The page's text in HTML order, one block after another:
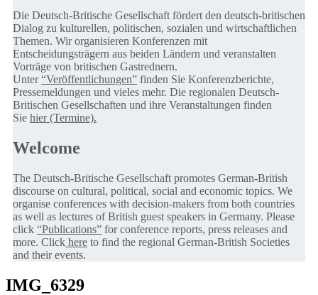
Die Deutsch-Britische Gesellschaft fördert den deutsch-britischen
Dialog zu kulturellen, politischen, sozialen und wirtschaftlichen
Themen. Wir organisieren Konferenzen mit
Entscheidungsträgern aus beiden Ländern und veranstalten
Vorträge von britischen Gastrednern.
Unter“Veröffentlichungen” finden Sie Konferenzberichte,
Pressemeldungen und vieles mehr. Die regionalen Deutsch-
Britischen Gesellschaften und ihre Veranstaltungen finden
Sie hier (Termine).
Welcome
The Deutsch-Britische Gesellschaft promotes German-British
discourse on cultural, political, social and economic topics. We
organise conferences with decision-makers from both countries
as well as lectures of British guest speakers in Germany. Please
click “Publications” for conference reports, press releases and
more. Click here to find the regional German-British Societies
and their events.
IMG_6329